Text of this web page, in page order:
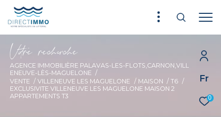
Fr
0
Vore recece
AGENCE IMMOBILIÈRE PALAVAS-LES-FLOTS,CARNON,VILL
ENEUVE-LÈS-MAGUELONE
VENTE
VILLENEUVE LES MAGUELONE MAISON
T6
EXCLUSIVITE VILLENEUVE LES MAGUELONE MAISON 2
APPARTEMENTS T3